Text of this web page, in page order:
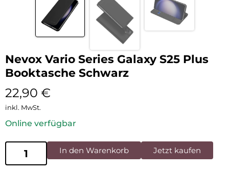
Nevox Vario Series Galaxy S25 Plus
Booktasche Schwarz
22,90 €
inkl. MwSt.
Online verfügbar
In den Warenkorb Jetzt kaufen